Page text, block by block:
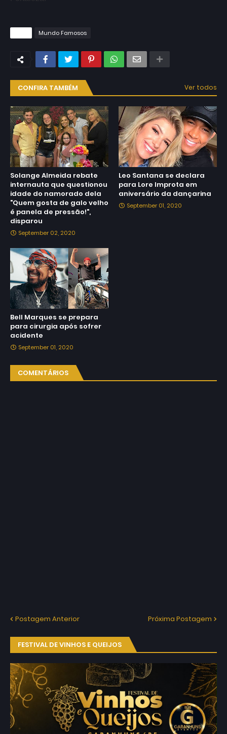
Mundo Famosos
CONFIRA TAMBÉM Ver todos
Solange Almeida rebate
internauta que questionou
idade do namorado dela
"Quem gosta de galo velho
é panela de pressão!",
disparou
September 02, 2020
Leo Santana se declara
para Lore Improta em
aniversário da dançarina
September 01, 2020
Bell Marques se prepara
para cirurgia após sofrer
acidente
September 01, 2020
COMENTÁRIOS
Postagem Anterior Próxima Postagem
FESTIVAL DE VINHOS E QUEIJOS